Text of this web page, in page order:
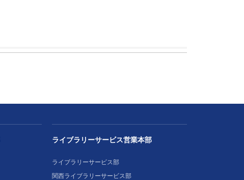
ライブラリーサービス営業本部
ライブラリーサービス部
関西ライブラリーサービス部